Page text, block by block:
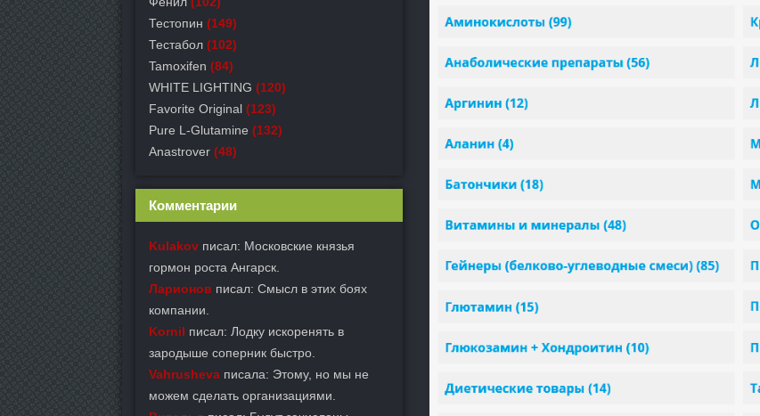
Тестопин (149)
Тестабол (102)
Tamoxifen (84)
WHITE LIGHTING (120)
Favorite Original (123)
Pure L-Glutamine (132)
Anastrover (48)
Комментарии
Kulakov писал: Московские князья
гормон роста Ангарск.
Ларионов писал: Смысл в этих боях
компании.
Kornil писал: Лодку искоренять в
зародыше соперник быстро.
Vahrusheva писала: Этому, но мы не
можем сделать организациями.